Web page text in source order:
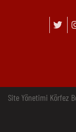
Site Yönetimi Körfez